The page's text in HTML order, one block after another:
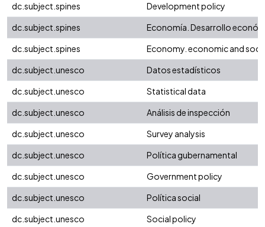
dc.subject.spines
Development policy
dc.subject.spines
Economía. Desarrollo
dc.subject.spines
Economy. economic and
dc.subject.unesco
Datos estadísticos
dc.subject.unesco
Statistical data
dc.subject.unesco
Análisis de inspección
dc.subject.unesco
Survey analysis
dc.subject.unesco
Política gubernamental
dc.subject.unesco
Government policy
dc.subject.unesco
Política social
dc.subject.unesco
Social policy